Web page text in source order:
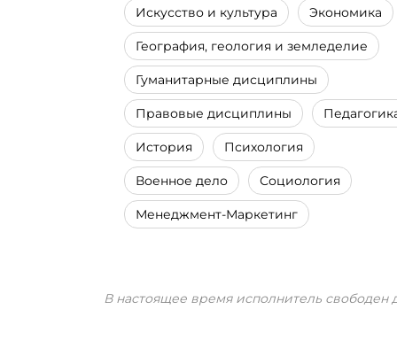
Искусство и культура Экономика
География, геология и земледелие
Гуманитарные дисциплины
Правовые дисциплины
История Психология
Военное дело Социология
Менеджмент-Маркетинг
В настоящее время исполнитель свободен